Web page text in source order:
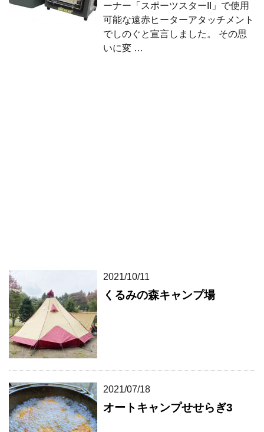
ーナー「スポーツスターII」で使用
可能な遠赤ヒーターアタッチメント
でしのぐと宣言しました。 その思
いに変 …
2021/10/11
くるみの森キャンプ場
2021/07/18
オートキャンプせせらぎ3